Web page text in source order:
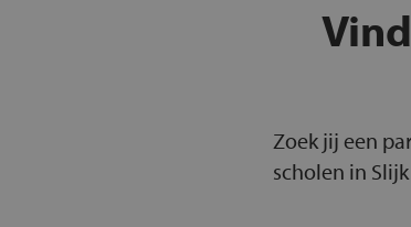
Zoek jij een
scholen in